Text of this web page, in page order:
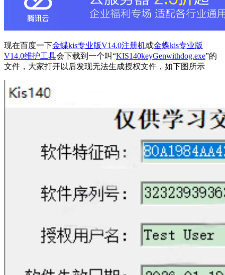
现在百度一下金蝶kis专业版V14.0注册机或金蝶kis专业版
V14.0维护工具会下载到一个叫“KIS140keyGenwithdog.exe”的
文件，大家打开以后发现无法生成授权文件，如下图所示